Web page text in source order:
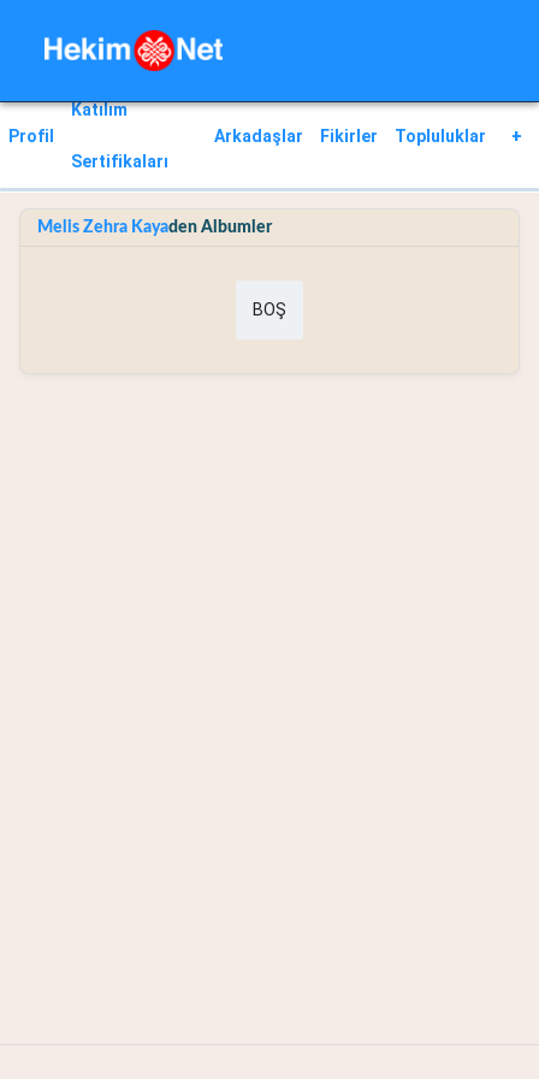
Profil
Katılım
Sertifikaları
Arkadaşlar Fikirler Topluluklar +
Melis Zehra Kayaden Albumler
BOŞ